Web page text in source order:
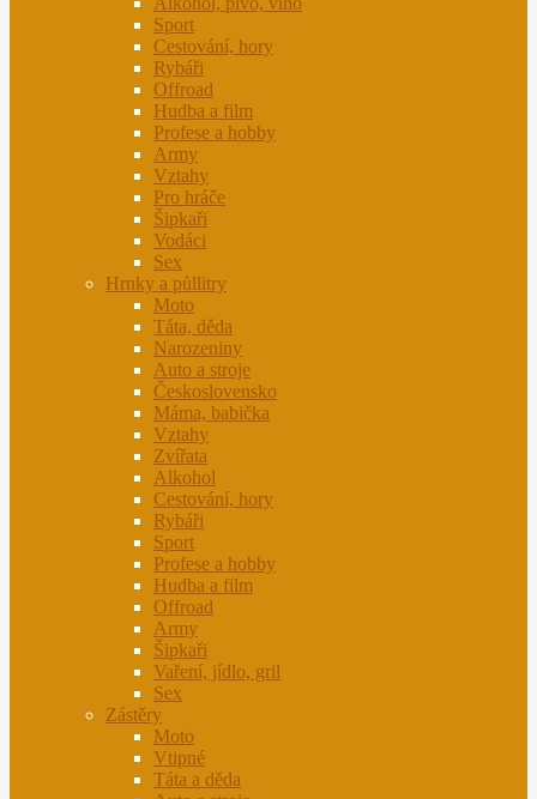
Sport
Cestování, hory
Rybáři
Offroad
Hudba a film
Profese a hobby
Army
Vztahy
Pro hráče
Šipkaři
Vodáci
Sex
Hrnky a půllitry
Moto
Táta, děda
Narozeniny
Auto a stroje
Československo
Máma, babička
Vztahy
Zvířata
Alkohol
Cestování, hory
Rybáři
Sport
Profese a hobby
Hudba a film
Offroad
Army
Šipkaři
Vaření, jídlo, gril
Sex
Zástěry
Moto
Vtipné
Táta a děda